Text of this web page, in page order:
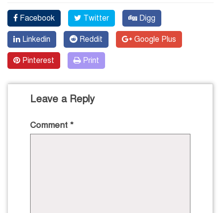
Facebook Twitter Digg
Linkedin Reddit Google Plus
Pinterest Print
Leave a Reply
Comment *